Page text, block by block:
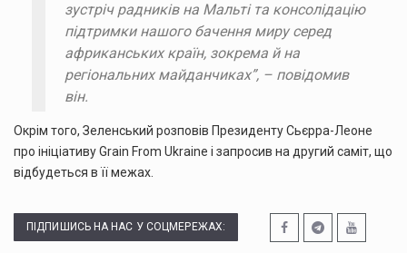
зустріч радників на Мальті та консолідацію
підтримки нашого бачення миру серед
африканських країн, зокрема й на
регіональних майданчиках”, – повідомив
він.
Окрім того, Зеленський розповів Президенту Сьєрра-Леоне
про ініціативу Grain From Ukraine і запросив на другий саміт, що
відбудеться в її межах.
ПІДПИШИСЬ НА НАС У СОЦМЕРЕЖАХ: